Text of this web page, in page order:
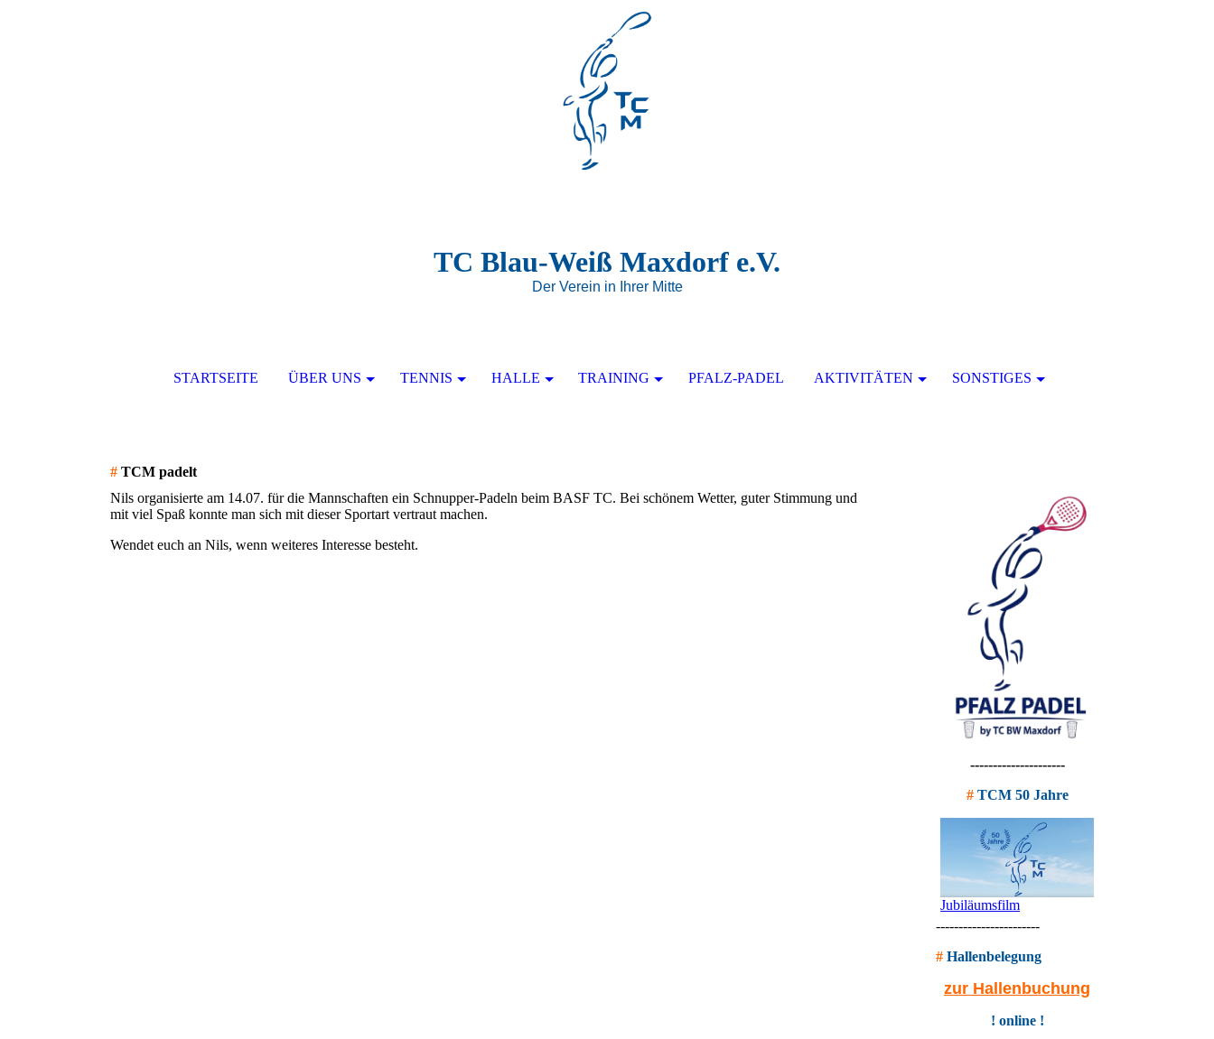
TC Blau-Weiß Maxdorf e.V.
Der Verein in Ihrer Mitte
STARTSEITE ÜBER UNS TENNIS HALLE TRAINING PFALZ-PADEL AKTIVITÄTEN SONSTIGES
# TCM padelt
Nils organisierte am 14.07. für die Mannschaften ein Schnupper-Padeln beim BASF TC. Bei schönem Wetter, guter Stimmung und
mit viel Spaß konnte man sich mit dieser Sportart vertraut machen.
Wendet euch an Nils, wenn weiteres Interesse besteht.
---------------------
# TCM 50 Jahre
Jubiläumsfilm
-----------------------
# Hallenbelegung
zur Hallenbuchung
! online !